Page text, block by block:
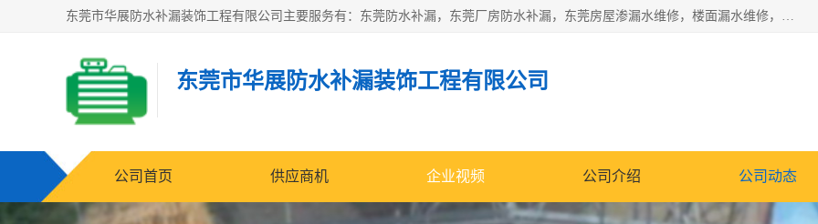
东莞市华展防水补漏装饰工程有限公司主要服务有：东莞防水补漏，东莞厂房防水补漏，东莞房屋渗漏水维修，楼面漏水维修，裂缝补漏，伸缩缝补漏，卫生间防水改造，厕所漏水补漏，外墙窗台补漏，电梯井堵漏，地下车库防水引水工程等
东莞市华展防水补漏装饰工程有限公司
公司首页 供应商机 企业视频 公司介绍 公司动态